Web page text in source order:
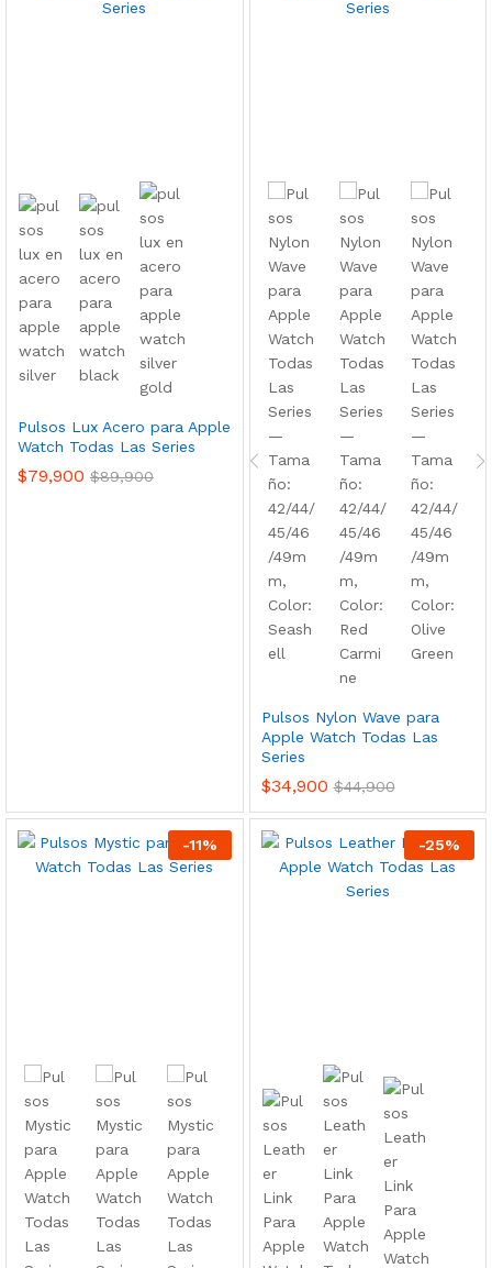
Pulsos Lux Acero para Apple
Watch Todas Las Series
$79,900 $89,900
Pulsos Nylon Wave para
Apple Watch Todas Las
Series
$34,900 $44,900
-11% -25%